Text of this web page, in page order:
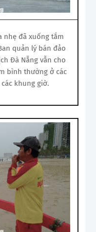
nhẹ đã xuống tắm
quản lý bán đảo
Đà Nẵng vẫn cho
bình thường ở các
khung giờ.